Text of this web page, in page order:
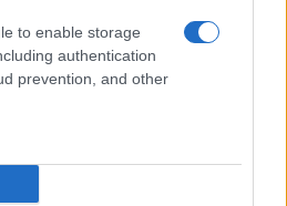
to enable storage
authentication
prevention, and other
a su núcleo de seguidores
general y en la
de alternativas externas,